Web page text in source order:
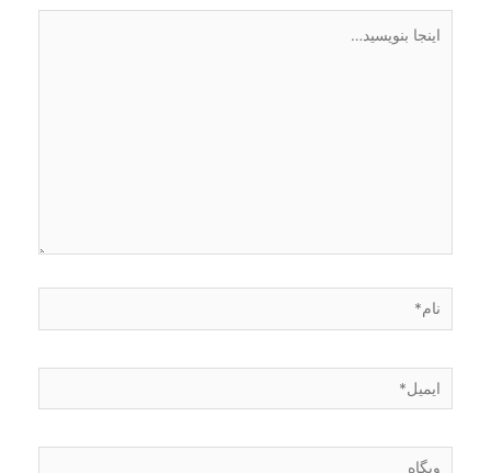
اینجا
بنویسید…
نام*
ایمیل*
وبگاه